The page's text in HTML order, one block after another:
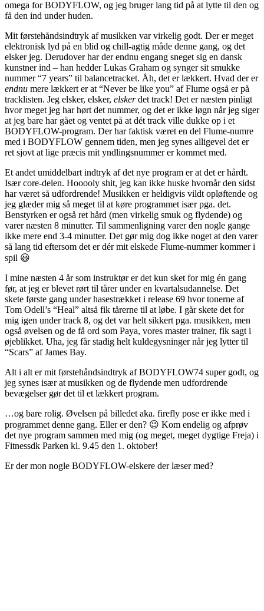
omega for BODYFLOW, og jeg bruger lang tid på at lytte til den og
få den ind under huden.
Mit førstehåndsindtryk af musikken var virkelig godt. Der er meget
elektronisk lyd på en blid og chill-agtig måde denne gang, og det
elsker jeg. Derudover har der endnu engang sneget sig en dansk
kunstner ind – han hedder Lukas Graham og synger sit smukke
nummer “7 years” til balancetracket. Åh, det er lækkert. Hvad der er
endnu mere lækkert er at “Never be like you” af Flume også er på
tracklisten. Jeg elsker, elsker, elskerdet track! Det er næsten pinligt
hvor meget jeg har hørt det nummer, og det er ikke løgn når jeg siger
at jeg bare har gået og ventet på at dét track ville dukke op i et
BODYFLOW-program. Der har faktisk været en del Flume-numre
med i BODYFLOW gennem tiden, men jeg synes alligevel det er
ret sjovt at lige præcis mit yndlingsnummer er kommet med.
Et andet umiddelbart indtryk af det nye program er at det er hårdt.
Især core-delen. Hooooly shit, jeg kan ikke huske hvornår den sidst
har været så udfordrende! Musikken er heldigvis vildt opløftende og
jeg glæder mig så meget til at køre programmet især pga. det.
Benstyrken er også ret hård (men virkelig smuk og flydende) og
varer næsten 8 minutter. Til sammenligning varer den nogle gange
ikke mere end 3-4 minutter. Det gør mig dog ikke noget at den varer
så lang tid eftersom det er dér mit elskede Flume-nummer kommer i
spil 😃
I mine næsten 4 år som instruktør er det kun sket for mig én gang
før, at jeg er blevet rørt til tårer under en kvartalsudannelse. Det
skete første gang under hasestrækket i release 69 hvor tonerne af
Tom Odell’s “Heal” altså fik tårerne til at løbe. I går skete det for
mig igen under track 8, og det var helt sikkert pga. musikken, men
også øvelsen og de få ord som Paya, vores master trainer, fik sagt i
øjeblikket. Uha, jeg får stadig helt kuldegysninger når jeg lytter til
“Scars” af James Bay.
Alt i alt er mit førstehåndsindtryk af BODYFLOW74 super godt, og
jeg synes især at musikken og de flydende men udfordrende
bevægelser gør det til et lækkert program.
…og bare rolig. Øvelsen på billedet aka. firefly pose er ikke med i
programmet denne gang. Eller er den? 😉 Kom endelig og afprøv
det nye program sammen med mig (og meget, meget dygtige Freja) i
Fitnessdk Parken kl. 9.45 den 1. oktober!
Er der mon nogle BODYFLOW-elskere der læser med?